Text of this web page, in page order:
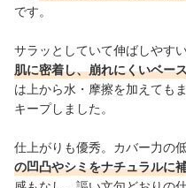
です。
サラッとしていて伸ばしやす
肌に密着し、崩れにくいベー
は上から水・摩擦を加えても
キープしました。
仕上がりも優秀。カバー力の
の凹凸やシミをナチュラルに